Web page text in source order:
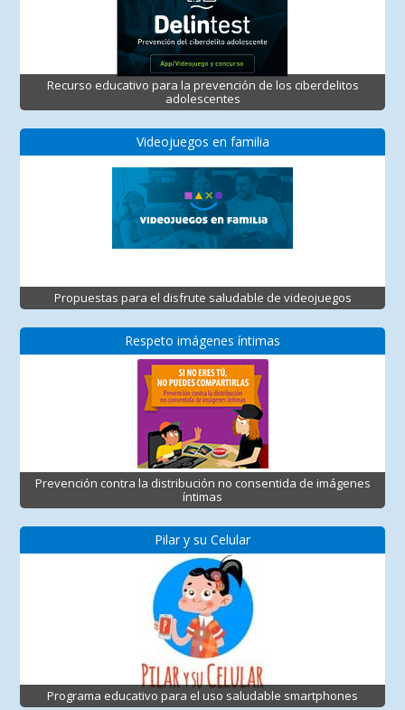
Recurso educativo para la prevención de los ciberdelitos
adolescentes
Videojuegos en familia
Propuestas para el disfrute saludable de videojuegos
Respeto imágenes íntimas
Prevención contra la distribución no consentida de imágenes
íntimas
Pilar y su Celular
Programa educativo para el uso saludable smartphones